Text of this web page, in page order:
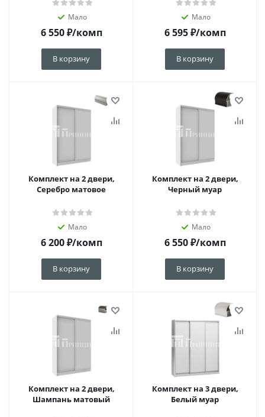
Мало
6 550₽/комп
В корзину
Мало
6 595₽/комп
В корзину
Комплект на 2 двери,
Серебро матовое
Мало
6 200₽/комп
В корзину
Комплект на 2 двери,
Черный муар
Мало
6 550₽/комп
В корзину
Комплект на 2 двери,
Шампань матовый
Комплект на 3 двери,
Белый муар